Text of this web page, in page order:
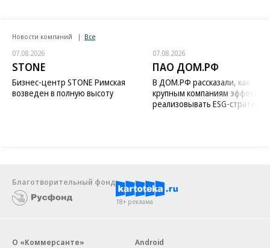
Новости компаний Все
07.08.2026
STONE
Бизнес-центр STONE Римская
возведен в полную высоту
07.08.2026
ПАО ДОМ.РФ
В ДОМ.РФ рассказали, как
крупным компаниям
реализовывать ESG-стратегию
Благотворительный фонд
18+ реклама
О «Коммерсанте»
Android